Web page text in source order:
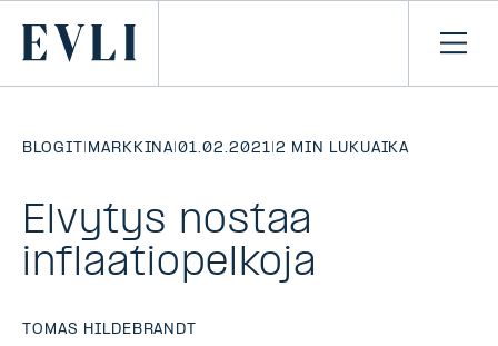
Primary
Avaa
BLOGIT | MARKKINA|01.02.2021|2 MIN LUKUAIKA
Elvytys nostaa
inflaatiopelkoja
TOMAS HILDEBRANDT